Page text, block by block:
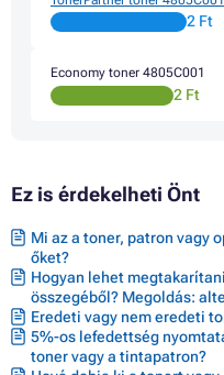
Toner CANON IMAGECLASS X
Toner CANON IR C1500 SERIES
Toner CANON IR C1533 SERIES
Toner CANON IR C1533I
Toner CANON IR C1533P II
Toner CANON IR C1538 SERIES
Toner CANON IR C1538IF
Toner CANON IR C1538IF II
Toner CANON IR C1538P
Toner CANON IR C1538P II
2 Ft
Economy toner 4805C001
2 Ft
Ez is érdekelheti Önt
Mi az a toner, patron vagy
őket?
Hogyan lehet
összegéből? Megoldás:
Eredeti vagy nem eredeti
5%-os lefedettség
toner vagy a tintapatron?